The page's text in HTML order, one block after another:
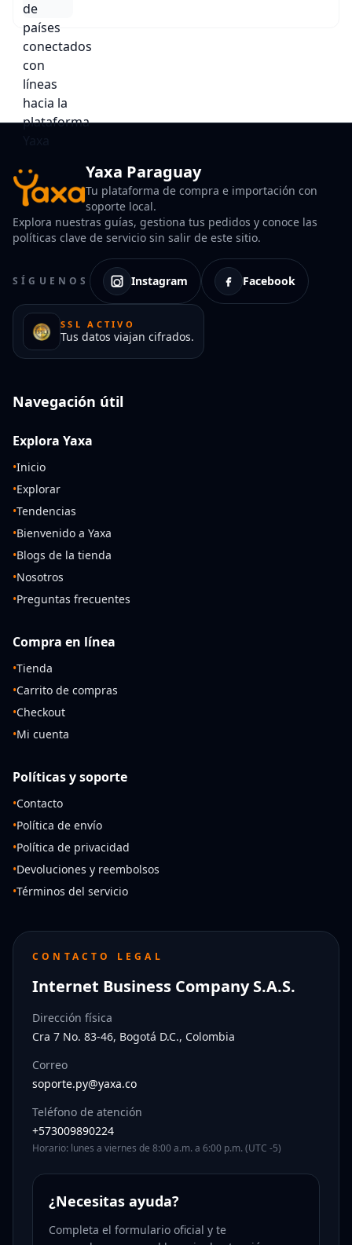
Yaxa Paraguay
Tu plataforma de compra e importación con
soporte local.
Explora nuestras guías, gestiona tus pedidos y conoce las
políticas clave de servicio sin salir de este sitio.
SÍGUENOS Instagram Facebook
SSL ACTIVO
Tus datos viajan cifrados.
Navegación útil
Explora Yaxa
•Inicio
•Explorar
•Tendencias
•Bienvenido a Yaxa
•Blogs de la tienda
•Nosotros
•Preguntas frecuentes
Compra en línea
•Tienda
•Carrito de compras
•Checkout
•Mi cuenta
Políticas y soporte
•Contacto
•Política de envío
•Política de privacidad
•Devoluciones y reembolsos
•Términos del servicio
CONTACTO LEGAL
Internet Business Company S.A.S.
Dirección física
Cra 7 No. 83-46, Bogotá D.C., Colombia
Correo
soporte.py@yaxa.co
Teléfono de atención
+573009890224
Horario: lunes a viernes de 8:00 a.m. a 6:00 p.m. (UTC -5)
¿Necesitas ayuda?
Completa el formulario oficial y te